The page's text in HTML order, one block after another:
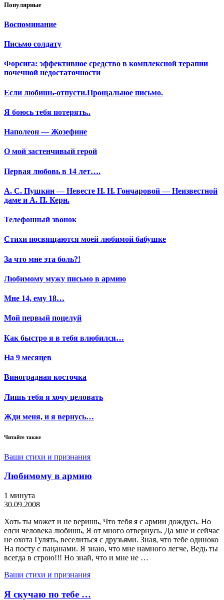
Популярные
Воспоминание
Письмо солдату
Форсига: эффективное средство в комплексной терапии
почечной недостаточности
Если любишь-отпусти.Прощальное письмо.
Я боюсь тебя потерять..
Наполеон — Жозефине
О мой застенчивый герой
Первая любовь в 14 лет….
А. С. Пушкин — Невесте Н. Н. Гончаровой — Неизвестной
даме и А. П. Керн.
Телефонный звонок
Стихи посвящаются моей любимой бабушке
За что мне эта боль?!
Любимому мужу письмо в армию
Мне 14, ему 18…
Мой первый поцелуй
Как быстро я в тебя влюбился…
На 9 месяцев
Виноградная косточка
Лишь тебя я хочу целовать
Жди меня, и я вернусь…
Читайте также
Ваши стихи и признания
Любимому в армию
1 минута
30.09.2008
Хоть ты может и не веришь, Что тебя я с армии дождусь. Но
елси человека любишь, Я от много отвернусь. Да мне и сейчас
не охота Гулять, веселиться с друзьями. Зная, что тебе одиноко
На посту с пацанами. Я знаю, что мне намного легче, Ведь ты
всегда в строю!!! Но знай, что и мне не …
Ваши стихи и признания
Я скучаю по тебе …